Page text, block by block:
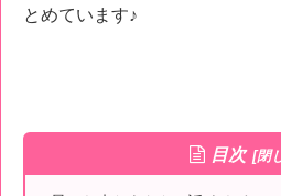
とめています♪
目次